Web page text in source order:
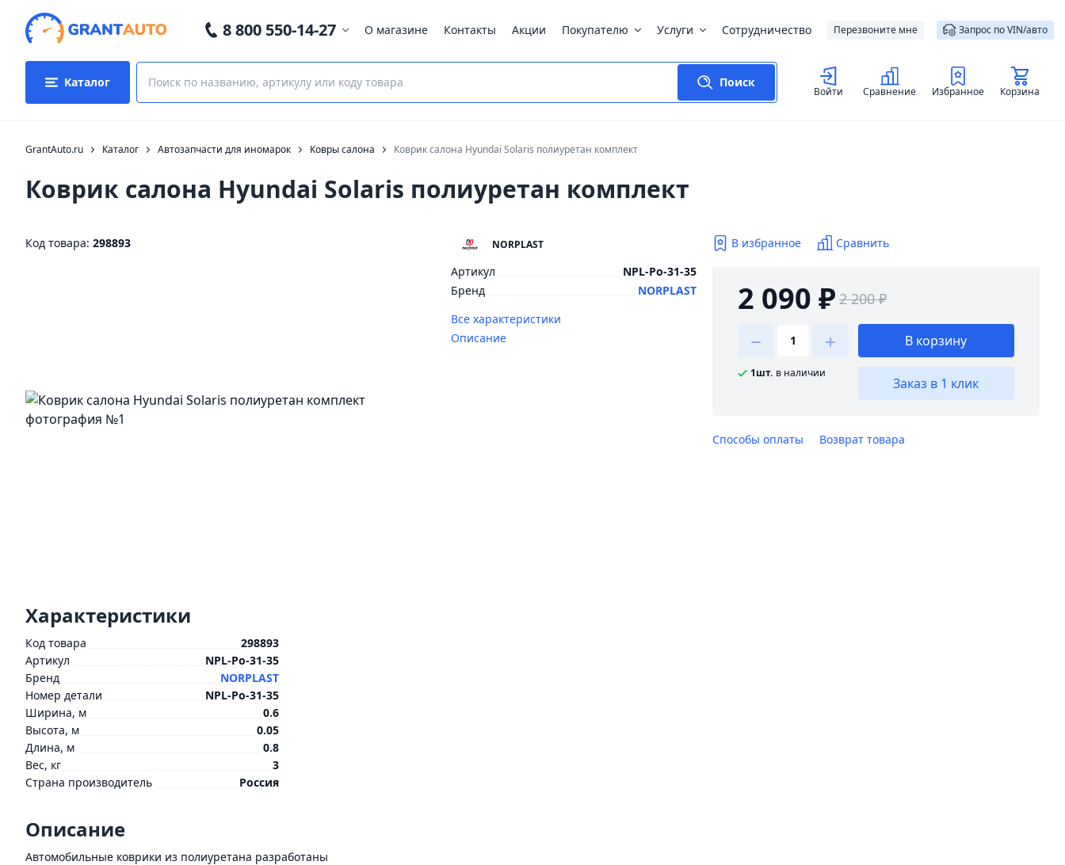
8 800 550-14-27 О магазине Контакты Акции Покупателю Услуги Сотрудничество Перезвоните мне Запрос по VIN/авто
Каталог Поиск
Войти Сравнение Избранное Корзина
GrantAuto.ru Каталог Автозапчасти для иномарок Ковры салона Коврик салона Hyundai Solaris полиуретан комплект
Коврик салона Hyundai Solaris полиуретан комплект
Код товара: 298893 NORPLAST
Артикул
NPL-Po-31-35
Бренд
NORPLAST
Все характеристики
Описание
В избранное Сравнить
2 090 ₽2 200 ₽
1шт. в наличии
В корзину
Заказ в 1 клик
Способы оплаты Возврат товара
Характеристики
Код товара
298893
Артикул
NPL-Po-31-35
Бренд
NORPLAST
Номер детали
NPL-Po-31-35
Ширина, м
0.6
Высота, м
0.05
Длина, м
0.8
Вес, кг
3
Страна производитель
Россия
Описание
Автомобильные коврики из полиуретана разработаны